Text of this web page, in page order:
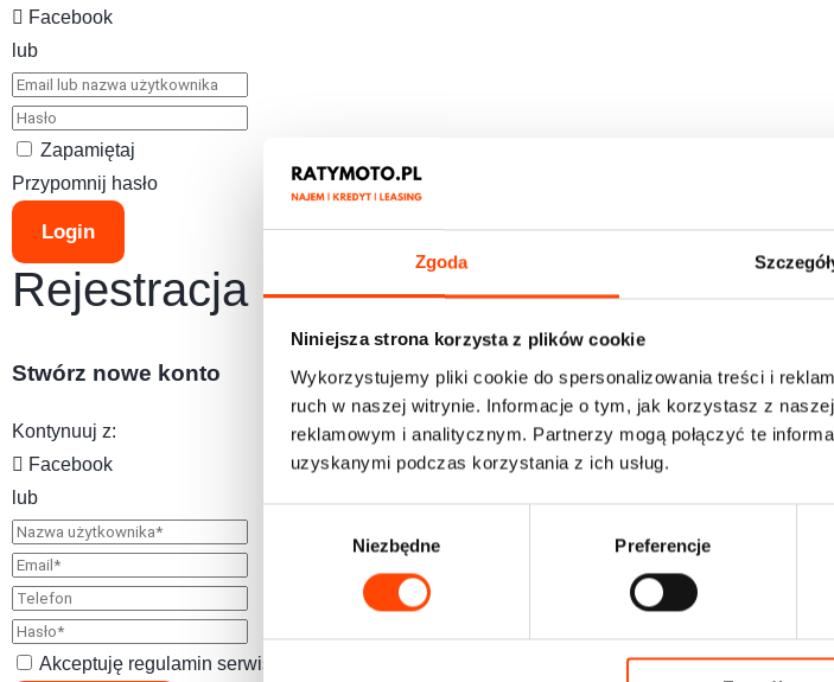
Zgoda
Niniejsza strona korzysta z plików cookie
Wykorzystujemy pliki cookie do spersonalizowania treści i
ruch w naszej witrynie. Informacje o tym, jak korzystasz z
reklamowym i analitycznym. Partnerzy mogą połączyć te
uzyskanymi podczas korzystania z ich usług.
z
Niezbędne Preferencje
Facebook
lub
Zapamiętaj
Przypomnij hasło
Login
Rejestracja
Stwórz nowe konto
Kontynuuj z:
Facebook
lub
Akceptuję regulamin serwisu.